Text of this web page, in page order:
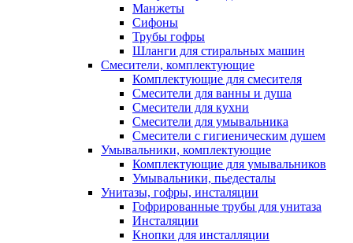
Манжеты
Сифоны
Трубы гофры
Шланги для стиральных машин
Смесители, комплектующие
Комплектующие для смесителя
Смесители для ванны и душа
Смесители для кухни
Смесители для умывальника
Смесители с гигиеническим душем
Умывальники, комплектующие
Комплектующие для умывальников
Умывальники, пьедесталы
Унитазы, гофры, инсталяции
Гофрированные трубы для унитаза
Инсталяции
Кнопки для инсталляции